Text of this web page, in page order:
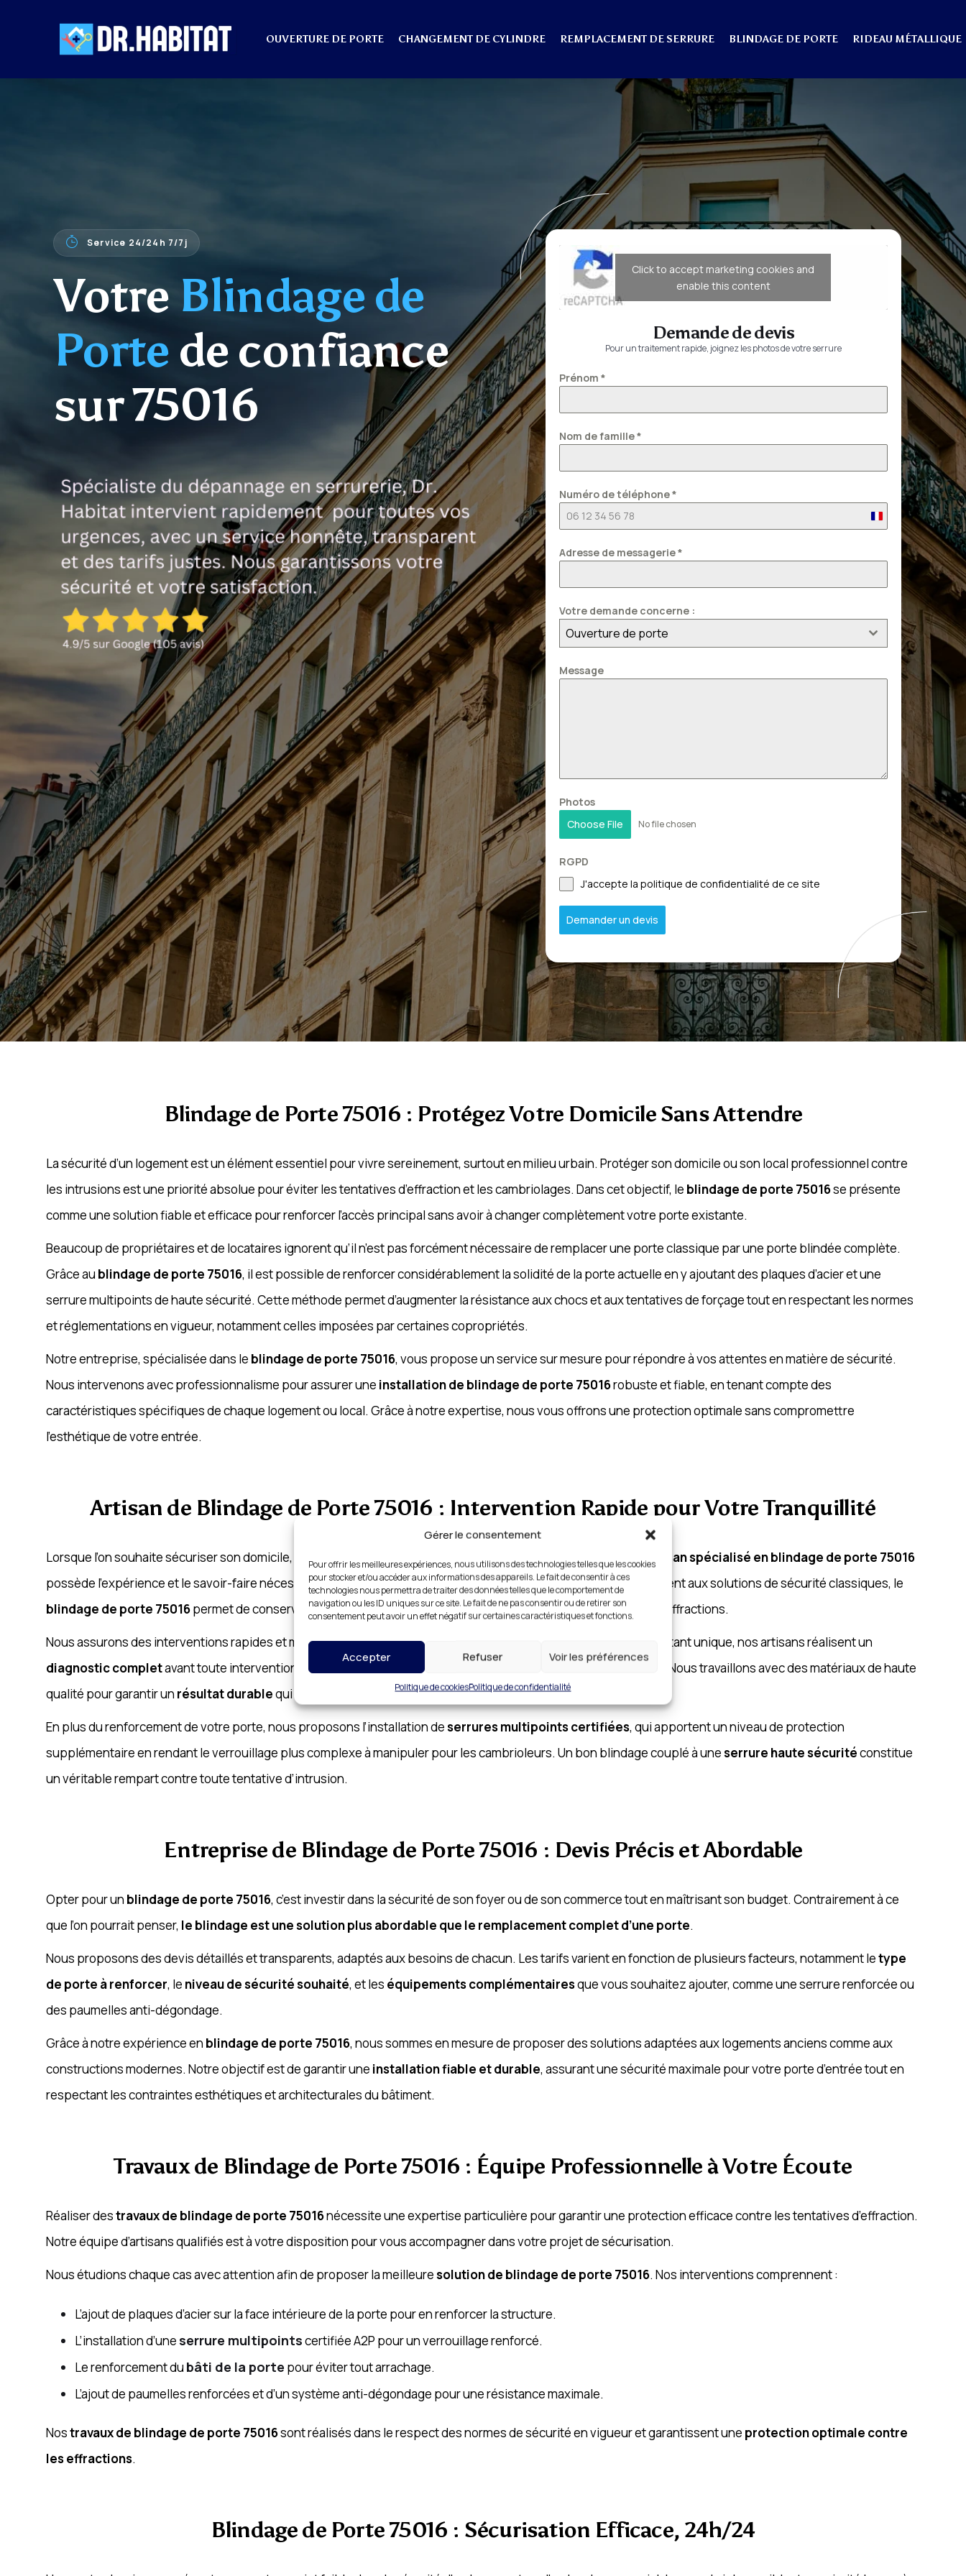
Gérer le consentement
Pour offrir les meilleures expériences, nous utilisons des technologies telles que les cookies
pour stocker et/ou accéder aux informations des appareils. Le fait de consentir à ces
technologies nous permettra de traiter des données telles que le comportement de
navigation ou les ID uniques sur ce site. Le fait de ne pas consentir ou de retirer son
consentement peut avoir un effet négatif sur certaines caractéristiques et fonctions.
Accepter Refuser Voir les préférences
Politique de cookiesPolitique de confidentialité
OUVERTURE DE PORTE CHANGEMENT DE CYLINDRE REMPLACEMENT DE SERRURE BLINDAGE DE PORTE RIDEAU MÉTALLIQUE
Service 24/24h 7/7j
Votre Blindage de
Porte de confiance
sur 75016
Click to accept marketing cookies and
enable this content
Demande de devis
Pour un traitement rapide, joignez les photos de votre serrure
Prénom *
Nom de famille*
Numéro de téléphone*
France
Adresse de messagerie*
Votre demande concerne :
Ouverture de porte
Message
Photos
Choose File
No file chosen
RGPD
J'accepte la politique de confidentialité de ce site
Demander un devis
Blindage de Porte 75016 : Protégez Votre Domicile Sans Attendre
La sécurité d’un logement est un élément essentiel pour vivre sereinement, surtout en milieu urbain. Protéger son domicile ou son local professionnel contre
les intrusions est une priorité absolue pour éviter les tentatives d’effraction et les cambriolages. Dans cet objectif, le blindage de porte 75016se présente
comme une solution fiable et efficace pour renforcer l’accès principal sans avoir à changer complètement votre porte existante.
Beaucoup de propriétaires et de locataires ignorent qu’il n’est pas forcément nécessaire de remplacer une porte classique par une porte blindée complète.
Grâce au blindage de porte 75016, il est possible de renforcer considérablement la solidité de la porte actuelle en y ajoutant des plaques d’acier et une
serrure multipoints de haute sécurité. Cette méthode permet d’augmenter la résistance aux chocs et aux tentatives de forçage tout en respectant les normes
et réglementations en vigueur, notamment celles imposées par certaines copropriétés.
Notre entreprise, spécialisée dans le blindage de porte 75016, vous propose un service sur mesure pour répondre à vos attentes en matière de sécurité.
Nous intervenons avec professionnalisme pour assurer une installation de blindage de porte 75016robuste et fiable, en tenant compte des
caractéristiques spécifiques de chaque logement ou local. Grâce à notre expertise, nous vous offrons une protection optimale sans compromettre
l’esthétique de votre entrée.
Artisan de Blindage de Porte 75016 : Intervention Rapide pour Votre Tranquillité
Lorsque l’on souhaite sécuriser son domicile, il est essentiel de faire appel à un professionnel compétent. Un artisan spécialisé en blindage de porte 75016
possède l’expérience et le savoir-faire nécessaires pour installer un dispositif de protection efficace. Contrairement aux solutions de sécurité classiques, le
blindage de porte 75016permet de conserver votre porte existante tout en la rendant bien plus résistante aux effractions.
Nous assurons des interventions rapides et minutieuses pour garantir une protection immédiate. Chaque porte étant unique, nos artisans réalisent un
diagnostic completavant toute intervention afin de déterminer la meilleure solution pour un blindage optimal
. Nous travaillons avec des matériaux de haute
qualité pour garantir un résultat durablequi répond aux exigences de sécurité les plus strictes.
En plus du renforcement de votre porte, nous proposons l’installation deserrures multipoints certifiées, qui apportent un niveau de protection
supplémentaire en rendant le verrouillage plus complexe à manipuler pour les cambrioleurs. Un bon blindage couplé à uneserrure haute sécuritéconstitue
un véritable rempart contre toute tentative d’intrusion.
Entreprise de Blindage de Porte 75016 : Devis Précis et Abordable
Opter pour un blindage de porte 75016, c’est investir dans la sécurité de son foyer ou de son commerce tout en maîtrisant son budget. Contrairement à ce
que l’on pourrait penser, le blindage est une solution plus abordable que le remplacement complet d’une porte.
Nous proposons des devis détaillés et transparents, adaptés aux besoins de chacun. Les tarifs varient en fonction de plusieurs facteurs, notamment letype
de porte à renforcer, le niveau de sécurité souhaité, et les équipements complémentairesque vous souhaitez ajouter, comme une serrure renforcée ou
des paumelles anti-dégondage.
Grâce à notre expérience en blindage de porte 75016, nous sommes en mesure de proposer des solutions adaptées aux logements anciens comme aux
constructions modernes. Notre objectif est de garantir une installation fiable et durable, assurant une sécurité maximale pour votre porte d’entrée tout en
respectant les contraintes esthétiques et architecturales du bâtiment.
Travaux de Blindage de Porte 75016 : Équipe Professionnelle à Votre Écoute
Réaliser destravaux de blindage de porte 75016nécessite une expertise particulière pour garantir une protection efficace contre les tentatives d’effraction.
Notre équipe d’artisans qualifiés est à votre disposition pour vous accompagner dans votre projet de sécurisation.
Nous étudions chaque cas avec attention afin de proposer la meilleuresolution de blindage de porte 75016. Nos interventions comprennent :
L’ajout de plaques d’acier sur la face intérieure de la porte pour en renforcer la structure.
L’installation d’une serrure multipointscertifiée A2P pour un verrouillage renforcé.
Le renforcement du bâti de la porte pour éviter tout arrachage.
L’ajout de paumelles renforcées et d’un système anti-dégondage pour une résistance maximale.
Nostravaux de blindage de porte 75016sont réalisés dans le respect des normes de sécurité en vigueur et garantissent une protection optimale contre
les effractions.
Blindage de Porte 75016 : Sécurisation Efficace, 24h/24